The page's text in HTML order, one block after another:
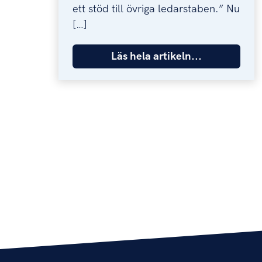
ett stöd till övriga ledarstaben.” Nu
[…]
Läs hela artikeln...